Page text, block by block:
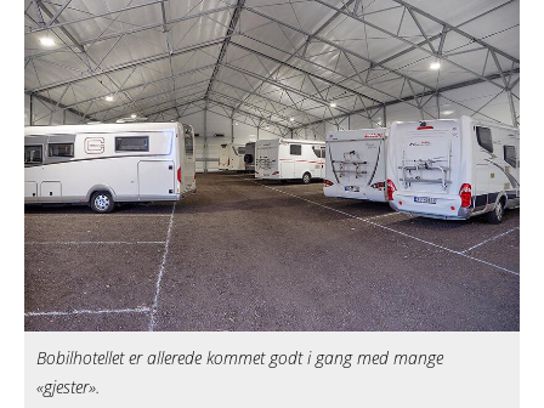
Bobilhotellet er allerede kommet godt i gang med mange
«gjester».